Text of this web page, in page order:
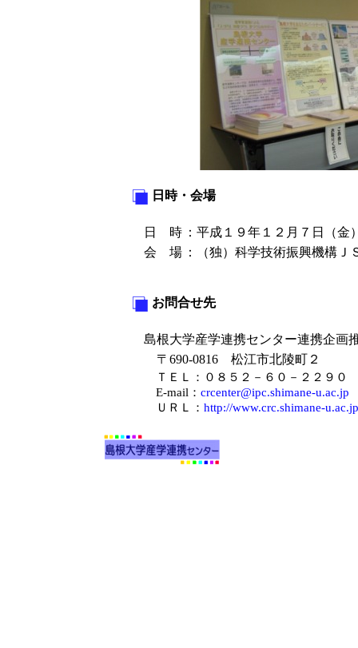
日時・会場
日 時 ： 平成１９年１２月７日（
会 場 ： （独）科学技術振興機構
お問合せ先
島根大学産学連携センター連携企画
〒690-0816 松江市北陵町２
ＴＥＬ：０８５２－６０－２２９
E-mail： crcenter@ipc.shimane-u.ac.jp
ＵＲＬ： http://www.crc.shimane-